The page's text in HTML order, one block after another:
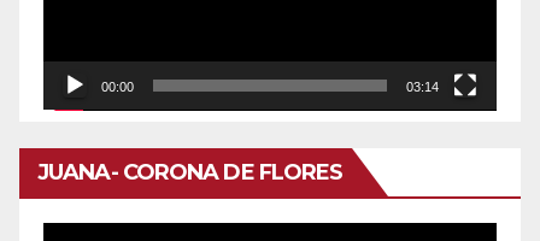
00:00 03:14
JUANA- CORONA DE FLORES